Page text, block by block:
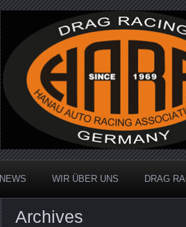
Hanau Auto
Dragracing auf der 1/4 Meile
NEWS WIR ÜBER UNS DRAG
Archives